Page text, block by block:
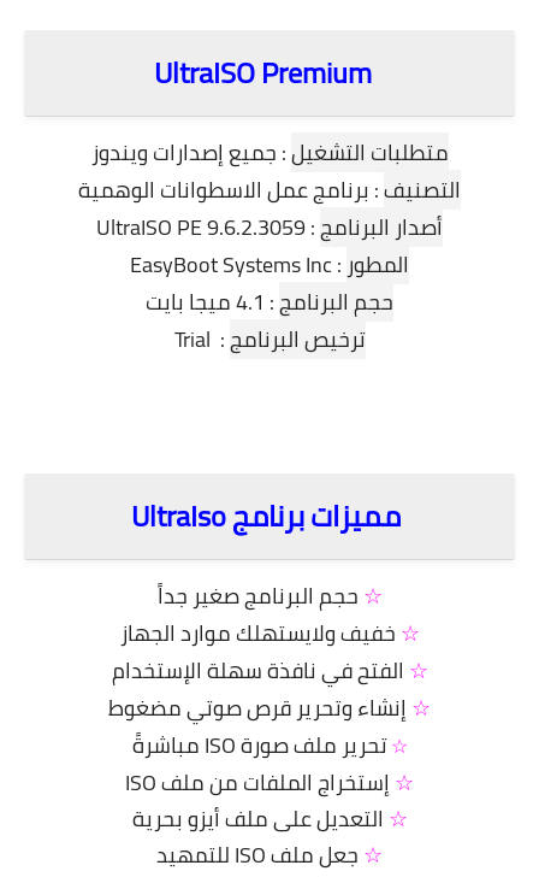
UltraISO Premium
متطلبات التشغيل: جميع إصدارات ويندوز
التصنيف: برنامج عمل الاسطوانات الوهمية
أصدار البرنامج: UltraISO PE 9.6.2.3059
المطور : EasyBoot Systems Inc
حجم البرنامج: 4.1 ميجا بايت
ترخيص البرنامج: Trial
مميزات برنامج UltraIso
☆حجم البرنامج صغير جداً
☆خفيف ولايستهلك موارد الجهاز
☆ الفتح في نافذة سهلة الإستخدام
☆إنشاء وتحرير قرص صوتي مضغوط
☆تحرير ملف صورة ISO مباشرةً
☆إستخراج الملفات من ملف ISO
☆ التعديل على ملف أيزو بحرية
☆جعل ملف ISO للتمهيد